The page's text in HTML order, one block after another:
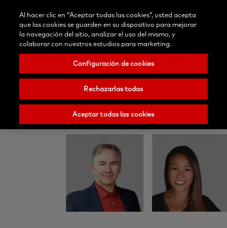
Registrar Blog Contáctenos
Selecciona
tu
Nobel
Biocare
Buscar Menu
Al hacer clic en “Aceptar todas las cookies”, usted acepta
que las cookies se guarden en su dispositivo para mejorar
la navegación del sitio, analizar el uso del mismo, y
colaborar con nuestros estudios para marketing.
Configuración de cookies
Rechazarlas todas
Aceptar todas las cookies